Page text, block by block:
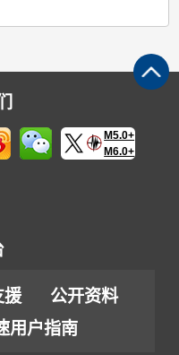
M5.0+
M6.0+
援
公开资料
用户指南